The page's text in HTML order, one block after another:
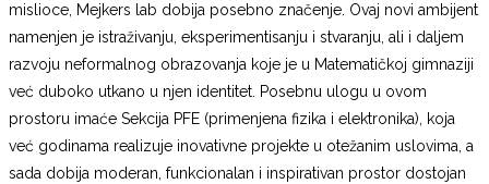
mislioce, Mejkers lab dobija posebno značenje. Ovaj novi ambijent
namenjen je istraživanju, eksperimentisanju i stvaranju, ali i daljem
razvoju neformalnog obrazovanja koje je u Matematičkoj gimnaziji
već duboko utkano u njen identitet. Posebnu ulogu u ovom
prostoru imaće Sekcija PFE (primenjena fizika i elektronika), koja
već godinama realizuje inovativne projekte u otežanim uslovima, a
sada dobija moderan, funkcionalan i inspirativan prostor dostojan